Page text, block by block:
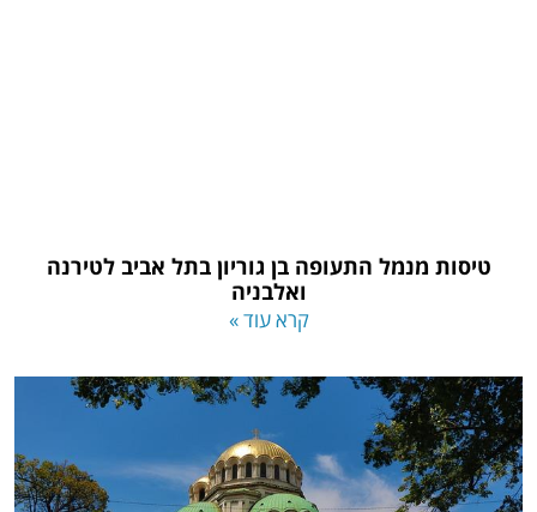
טיסות מנמל התעופה בן גוריון בתל אביב לטירנה
ואלבניה
קרא עוד »